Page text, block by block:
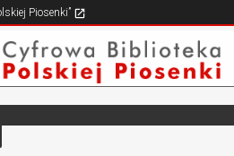
Piosenki”